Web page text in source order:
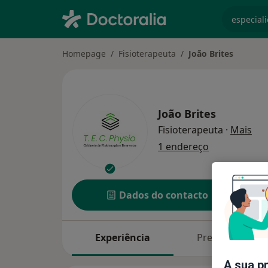
Homepage Fisioterapeuta João Brites
João Brites
Fisioterapeuta · Mais
1 endereço
Dados do contacto
Experiência Preços
A sua